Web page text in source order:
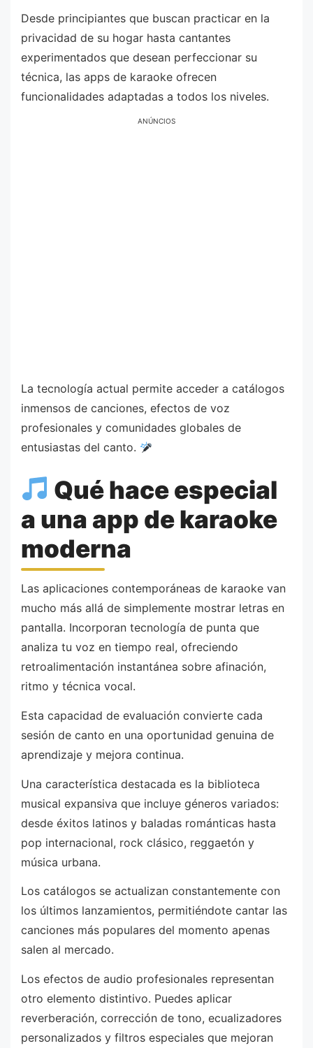
Desde principiantes que buscan practicar en la
privacidad de su hogar hasta cantantes
experimentados que desean perfeccionar su
técnica, las apps de karaoke ofrecen
funcionalidades adaptadas a todos los niveles.
ANÚNCIOS
La tecnología actual permite acceder a catálogos
inmensos de canciones, efectos de voz
profesionales y comunidades globales de
entusiastas del canto.
Qué hace especial
a una app de karaoke
moderna
Las aplicaciones contemporáneas de karaoke van
mucho más allá de simplemente mostrar letras en
pantalla. Incorporan tecnología de punta que
analiza tu voz en tiempo real, ofreciendo
retroalimentación instantánea sobre afinación,
ritmo y técnica vocal.
Esta capacidad de evaluación convierte cada
sesión de canto en una oportunidad genuina de
aprendizaje y mejora continua.
Una característica destacada es la biblioteca
musical expansiva que incluye géneros variados:
desde éxitos latinos y baladas románticas hasta
pop internacional, rock clásico, reggaetón y
música urbana.
Los catálogos se actualizan constantemente con
los últimos lanzamientos, permitiéndote cantar las
canciones más populares del momento apenas
salen al mercado.
Los efectos de audio profesionales representan
otro elemento distintivo. Puedes aplicar
reverberación, corrección de tono, ecualizadores
personalizados y filtros especiales que mejoran